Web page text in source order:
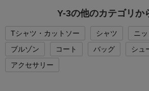
Y-3の他のカテゴリか
Tシャツ・カットソー シャツ ニッ
ブルゾン
コート バッグ シュ
アクセサリー